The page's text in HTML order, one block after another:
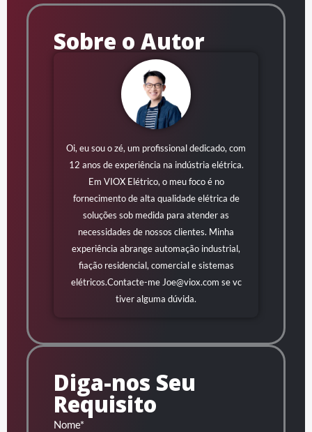
Sobre o Autor
Oi, eu sou o zé, um profissional dedicado, com
12 anos de experiência na indústria elétrica.
Em VIOX Elétrico, o meu foco é no
fornecimento de alta qualidade elétrica de
soluções sob medida para atender as
necessidades de nossos clientes. Minha
experiência abrange automação industrial,
fiação residencial, comercial e sistemas
elétricos.Contacte-me Joe@viox.com se vc
tiver alguma dúvida.
Diga-nos Seu
Requisito
Nome*